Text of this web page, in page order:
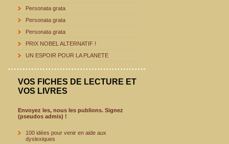
Personata grata
Personata grata
Personata grata
PRIX NOBEL ALTERNATIF !
UN ESPOIR POUR LA PLANETE
VOS FICHES DE LECTURE ET
VOS LIVRES
Envoyez les, nous les publions. Signez
(pseudos admis) !
100 idées pour venir en aide aux
dyslexiques